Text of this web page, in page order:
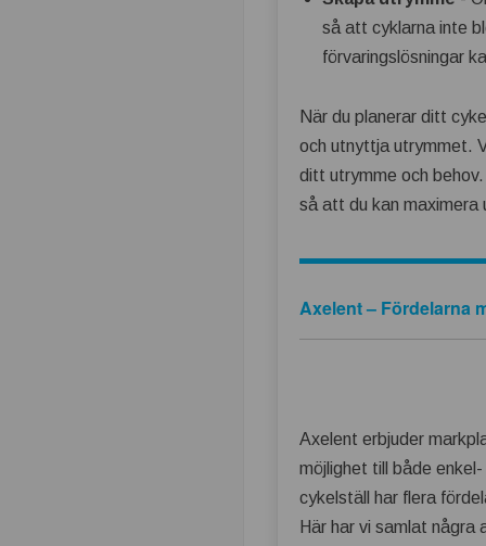
så att cyklarna inte
förvaringslösningar
När du planerar ditt
och utnyttja utrymmet.
ditt utrymme och
så att du kan
Axelent – Fördelarna
Axelent erbjuder
möjlighet till både
cykelställ har flera
Här har vi samlat några